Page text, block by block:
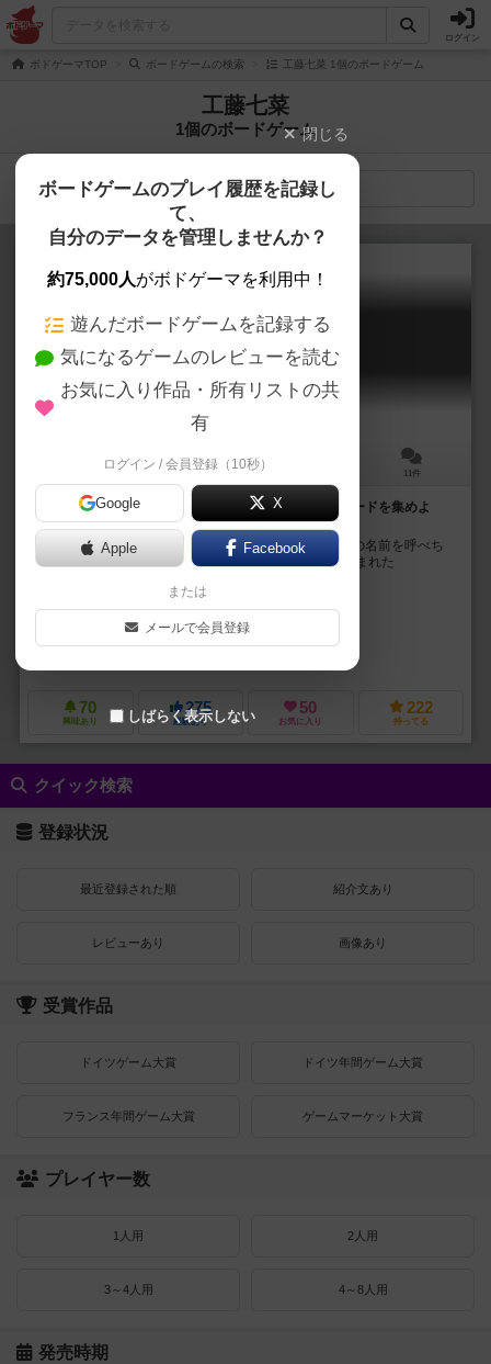
ログイン
ボドゲーマTOP ボードゲームの検索 工藤七菜 1個のボードゲーム
工藤七菜
1個のボードゲーム
検索メニュー
ニックネーム
Nickname
10～15分 11件
「ニックネーム」で呼びかけて、おねだりしながらカードを集めよ
う！
ニックネームで呼んでカードをおねだり。楽しく相手の名前を呼べち
ゃう初対面の人こそ楽しい、 女子中学生の想いから生まれた
工藤七菜
工藤 良樹（Yoshiki Kudo）
北村 ふる（Furu Kitamura）
70
興味あり
275
経験あり
50
お気に入り
222
持ってる
クイック検索
登録状況
最近登録された順 紹介文あり
レビューあり 画像あり
受賞作品
ドイツゲーム大賞 ドイツ年間ゲーム大賞
フランス年間ゲーム大賞 ゲームマーケット大賞
プレイヤー数
1人用 2人用
3～4人用 4～8人用
発売時期
閉じる
ボードゲームのプレイ履歴を記録し
て、
自分のデータを管理しませんか？
約75,000人がボドゲーマを利用中！
遊んだボードゲームを記録する
気になるゲームのレビューを読む
お気に入り作品・所有リストの共
有
ログイン / 会員登録（10秒）
Google X
Apple Facebook
または
メールで会員登録
しばらく表示しない